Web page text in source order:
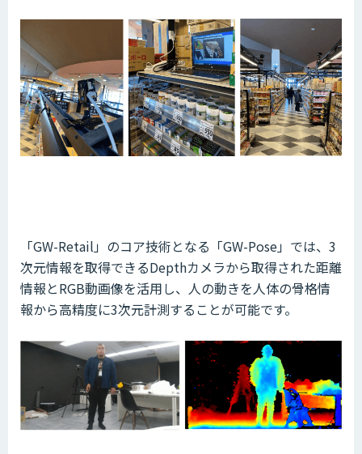
「GW-Retail」のコア技術となる「GW-Pose」では、3
次元情報を取得できるDepthカメラから取得された距離
情報とRGB動画像を活用し、人の動きを人体の骨格情
報から高精度に3次元計測することが可能です。